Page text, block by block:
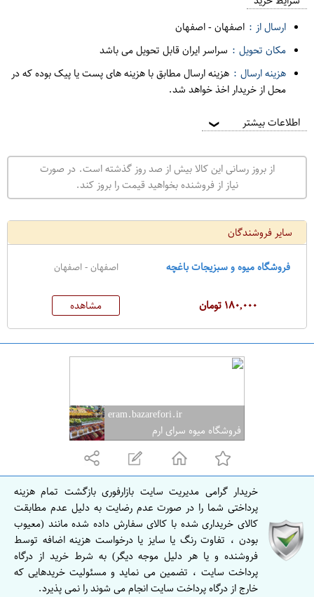
ف
ر
و
ش
ی
ت
ه
ر
ا
ارسال از : اصفهان-اصفهان
مکان تحویل : سراسر ایران قابل تحویل می باشد
هزینه ارسال : هزینه ارسال مطابق با هزینه های پست یا پیک بوده که در
محل از خریدار اخذ خواهد شد.
اطلاعات بیشتر ❯
از بروز رسانی این کالا بیش از صد روز گذشته است. در صورت
نیاز از فروشنده بخواهید قیمت را بروز کند.
سایر فروشندگان
فروشگاه میوه و سبزیجات باغچه اصفهان - اصفهان
۱۸۰,۰۰۰ تومان مشاهده
eram.bazarefori.ir
فروشگاه میوه سرای ارم
خریدار گرامی مدیریت سایت بازارفوری بازگشت تمام هزینه
پرداختی شما را در صورت عدم رضایت به دلیل عدم مطابقت
کالای خریداری شده با کالای سفارش داده شده مانند (معیوب
بودن ، تفاوت رنگ یا سایز یا درخواست هزینه اضافه توسط
فروشنده و یا هر دلیل موجه دیگر) به شرط خرید از درگاه
پرداخت سایت ، تضمین می نماید و مسئولیت خریدهایی که
خارج از درگاه پرداخت سایت انجام می شوند را نمی پذیرد.